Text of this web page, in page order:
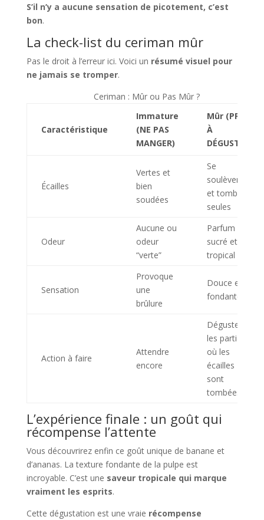
S’il n’y a aucune sensation de picotement, c’est
bon.
La check-list du ceriman mûr
Pas le droit à l’erreur ici. Voici un résumé visuel pour
ne jamais se tromper.
Ceriman : Mûr ou Pas Mûr ?
Caractéristique
Immature
(NE PAS
MANGER)
Mûr (PRÊT
À
DÉGUSTER)
Écailles
Vertes et
bien
soudées
Se
soulèvent
et tombent
seules
Odeur
Aucune ou
odeur
“verte”
Parfum
sucré et
tropical
Sensation
Provoque
une
brûlure
Douce et
fondante
Action à faire
Attendre
encore
Déguster
les parties
où les
écailles
sont
tombées
L’expérience finale : un goût qui
récompense l’attente
Vous découvrirez enfin ce goût unique de banane et
d’ananas. La texture fondante de la pulpe est
incroyable. C’est une saveur tropicale qui marque
vraiment les esprits.
Cette dégustation est une vraie récompense